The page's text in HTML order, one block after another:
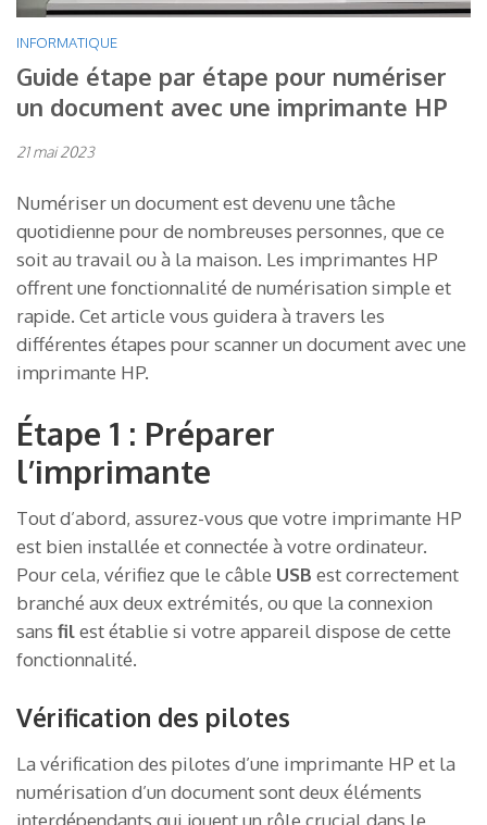
INFORMATIQUE
Guide étape par étape pour numériser
un document avec une imprimante HP
21 mai 2023
Numériser un document est devenu une tâche
quotidienne pour de nombreuses personnes, que ce
soit au travail ou à la maison. Les imprimantes HP
offrent une fonctionnalité de numérisation simple et
rapide. Cet article vous guidera à travers les
différentes étapes pour scanner un document avec une
imprimante HP.
Étape 1 : Préparer
l’imprimante
Tout d’abord, assurez-vous que votre imprimante HP
est bien installée et connectée à votre ordinateur.
Pour cela, vérifiez que le câble USB est correctement
branché aux deux extrémités, ou que la connexion
sans filest établie si votre appareil dispose de cette
fonctionnalité.
Vérification des pilotes
La vérification des pilotes d’une imprimante HP et la
numérisation d’un document sont deux éléments
interdépendants qui jouent un rôle crucial dans le